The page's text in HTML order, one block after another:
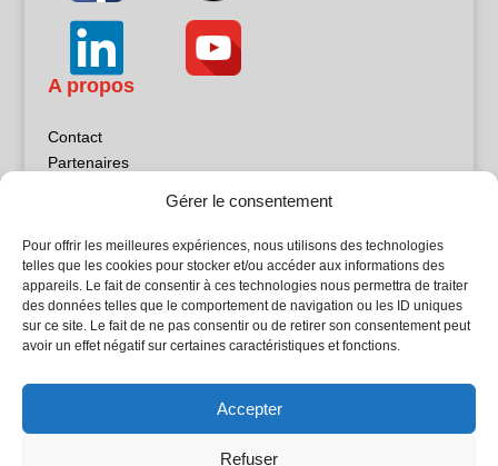
Gérer le consentement
Pour offrir les meilleures expériences, nous utilisons des technologies
telles que les cookies pour stocker et/ou accéder aux informations des
appareils. Le fait de consentir à ces technologies nous permettra de traiter
des données telles que le comportement de navigation ou les ID uniques
sur ce site. Le fait de ne pas consentir ou de retirer son consentement peut
avoir un effet négatif sur certaines caractéristiques et fonctions.
Accepter
Refuser
A propos
Contact
Partenaires
Politique de confidentialité
Sites partenaires
5Façades
Atrium Patrimoine